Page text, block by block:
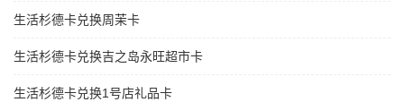
生活杉德卡兑换周茉卡
生活杉德卡兑换吉之岛永旺超市卡
生活杉德卡兑换1号店礼品卡